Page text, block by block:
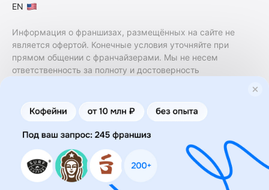
EN
Информация о франшизах, размещённых на сайте не
является офертой. Конечные условия уточняйте при
прямом общении с франчайзерами. Мы не несем
ответственность за полноту и достоверность
финансовые услуги. Заключение договоров
коммерческой концессии (франчайзинга) осуществляется
правообладателями/их представителями. Бизнесменс.ру
не является посредником или представителем
правообладателя и не несет ответственность за условия
предоставления франшизы и действия лиц,
осуществленные на основании информации, имеющейся